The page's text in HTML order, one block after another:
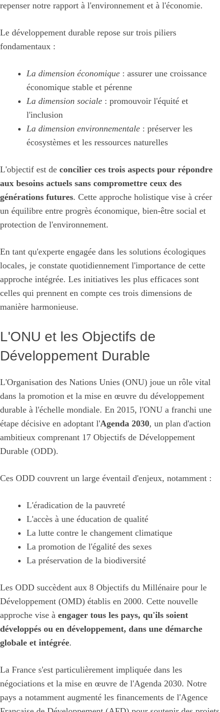
repenser notre rapport à l'environnement et à l'économie.
Le développement durable repose sur trois piliers
fondamentaux :
La dimension économique : assurer une croissance
économique stable et pérenne
La dimension sociale : promouvoir l'équité et
l'inclusion
La dimension environnementale : préserver les
écosystèmes et les ressources naturelles
L'objectif est de concilier ces trois aspects pour répondre
aux besoins actuels sans compromettre ceux des
générations futures. Cette approche holistique vise à créer
un équilibre entre progrès économique, bien-être social et
protection de l'environnement.
En tant qu'experte engagée dans les solutions écologiques
locales, je constate quotidiennement l'importance de cette
approche intégrée. Les initiatives les plus efficaces sont
celles qui prennent en compte ces trois dimensions de
manière harmonieuse.
L'ONU et les Objectifs de
Développement Durable
L'Organisation des Nations Unies (ONU) joue un rôle vital
dans la promotion et la mise en œuvre du développement
durable à l'échelle mondiale. En 2015, l'ONU a franchi une
étape décisive en adoptant l'Agenda 2030, un plan d'action
ambitieux comprenant 17 Objectifs de Développement
Durable (ODD).
Ces ODD couvrent un large éventail d'enjeux, notamment :
L'éradication de la pauvreté
L'accès à une éducation de qualité
La lutte contre le changement climatique
La promotion de l'égalité des sexes
La préservation de la biodiversité
Les ODD succèdent aux 8 Objectifs du Millénaire pour le
Développement (OMD) établis en 2000. Cette nouvelle
approche vise à engager tous les pays, qu'ils soient
développés ou en développement, dans une démarche
globale et intégrée.
La France s'est particulièrement impliquée dans les
négociations et la mise en œuvre de l'Agenda 2030. Notre
pays a notamment augmenté les financements de l'Agence